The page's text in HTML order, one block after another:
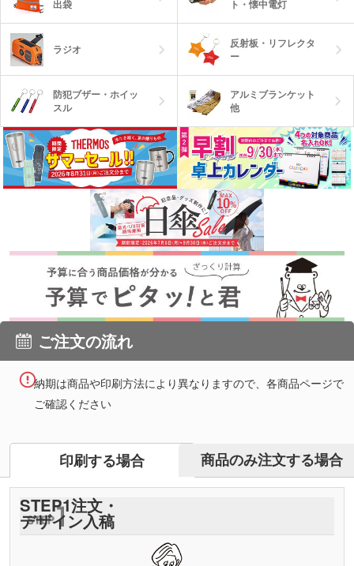
出袋 ト・懐中電灯
ラジオ
反射板・リフレクタ
ー
防犯ブザー・ホイッ
スル
アルミブランケット
他
ご注文の流れ
納期は商品や印刷方法により異なりますので、各商品ページで
ご確認ください
印刷する場合 商品のみ注文する場合
STEP1注文・
デザイン入稿